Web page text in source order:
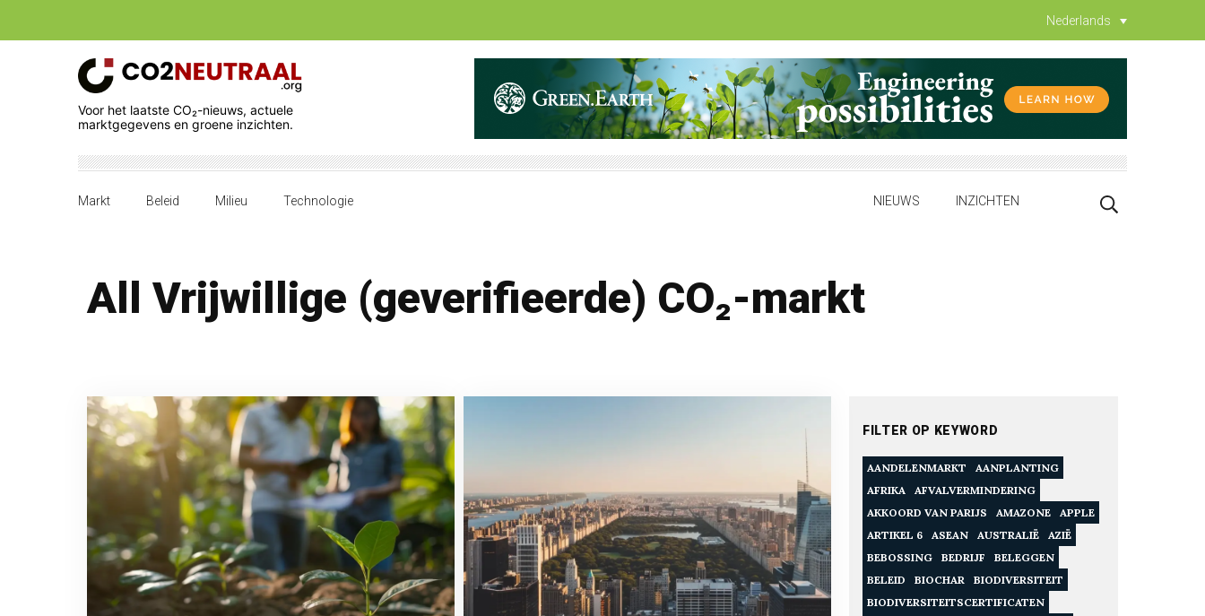
Nederlands
Voor het laatste CO₂-nieuws, actuele
marktgegevens en groene inzichten.
Markt Beleid Milieu Technologie NIEUWS INZICHTEN
All Vrijwillige (geverifieerde) CO₂-markt
FILTER OP KEYWORD
AANDELENMARKT
AANPLANTING
AFRIKA
AFVALVERMINDERING
AKKOORD VAN PARIJS
AMAZONE
APPLE
ARTIKEL 6
ASEAN AUSTRALIË
AZIË
BEBOSSING
BEDRIJF
BELEGGEN
BELEID
BIOCHAR
BIODIVERSITEIT
BIODIVERSITEITSCERTIFICATEN